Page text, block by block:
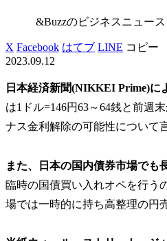
&Buzzのビジネスニュース
X Facebook はてブ LINE コピー
2023.09.12
日本経済新聞(NIKKEI Prime)に
は1ドル=146円63～64銭と前週
ナス金利解除の可能性について
また、日本の国内債券市場でも
臨時の国債買い入れオペを行う
場では一時的に持ち高整理の円